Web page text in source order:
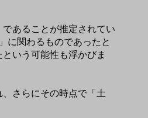
あることが推定されてい
に関わるものであったと
いう可能性も浮かびま
さらにその時点で「土